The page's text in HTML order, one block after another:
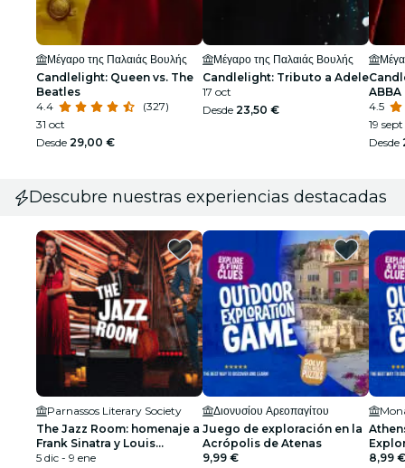
Μέγαρο της Παλαιάς Βουλής
Candlelight: Queen vs. The
Beatles
4.4
(327)
31 oct
Desde 29,00 €
Μέγαρο της Παλαιάς Βουλής
Candlelight: Tributo a Adele
17 oct
Desde 23,50 €
ABBA
4.5
19 sept
Desde
Descubre nuestras experiencias destacadas
Parnassos Literary Society
The Jazz Room: homenaje a
Frank Sinatra y Louis
Armstrong
5 dic - 9 ene
Διονυσίου Αρεοπαγίτου
Juego de exploración en la
Acrópolis de Atenas
9,99 €
8,99 €